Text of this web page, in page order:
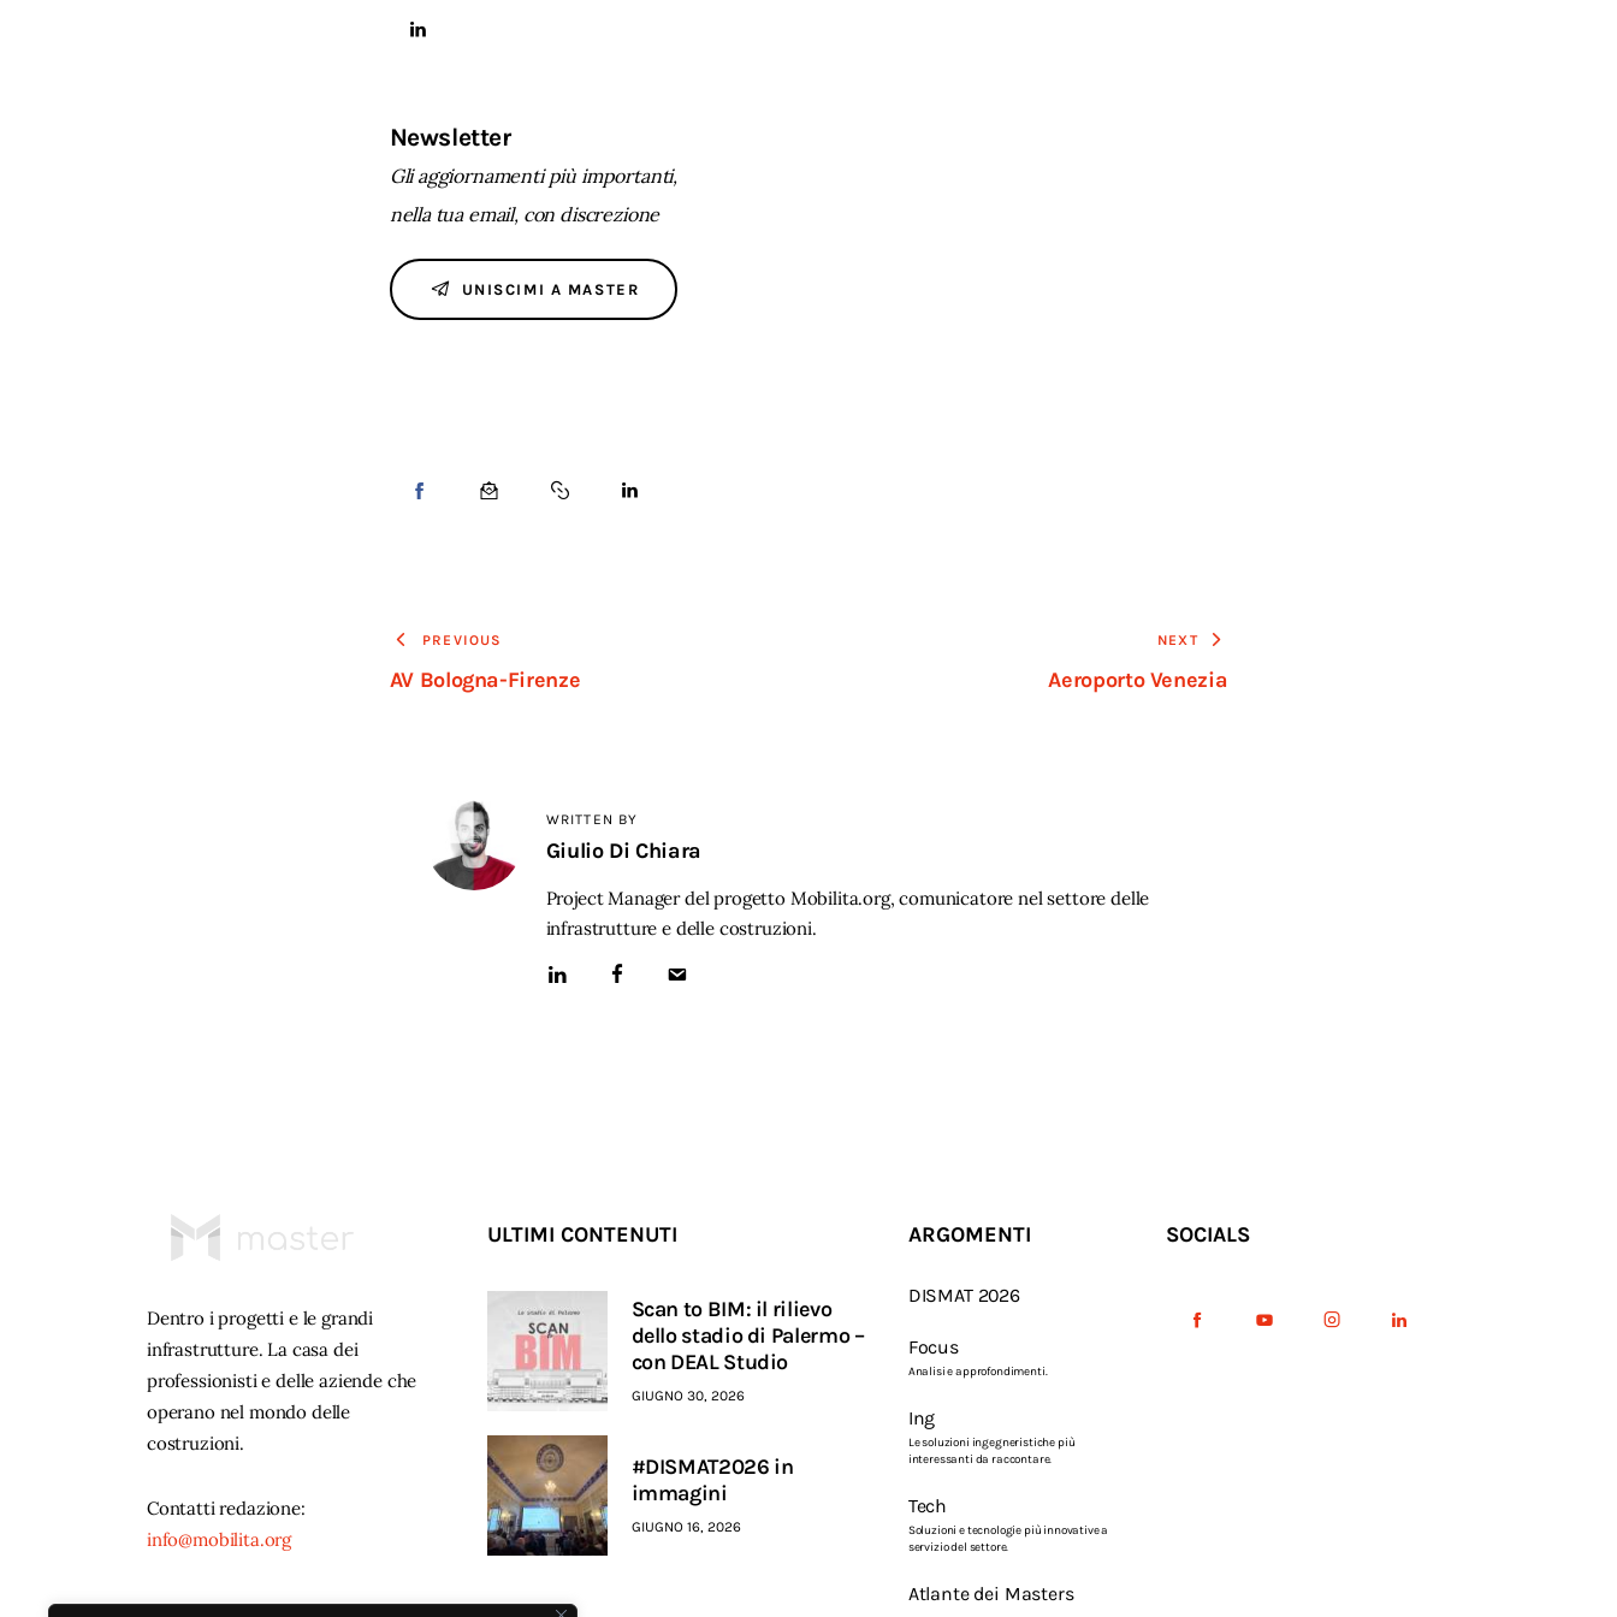
Newsletter
Gli aggiornamenti più importanti,
nella tua email, con discrezione
UNISCIMI A MASTER
PREVIOUS
AV Bologna-Firenze
NEXT
Aeroporto Venezia
WRITTEN BY
Giulio Di Chiara
Project Manager del progetto Mobilita.org, comunicatore nel settore delle
infrastrutture e delle costruzioni.
Dentro i progetti e le grandi
infrastrutture. La casa dei
professionisti e delle aziende che
operano nel mondo delle
costruzioni.
Contatti redazione:
info@mobilita.org
ULTIMI CONTENUTI
Scan to BIM: il rilievo
dello stadio di Palermo –
con DEAL Studio
GIUGNO 30, 2026
#DISMAT2026 in
immagini
GIUGNO 16, 2026
ARGOMENTI
DISMAT 2026
Focus
Analisi e approfondimenti.
Ing
Le soluzioni ingegneristiche più
interessanti da raccontare.
Tech
Soluzioni e tecnologie più innovative a
servizio del settore.
Atlante dei Masters
SOCIALS